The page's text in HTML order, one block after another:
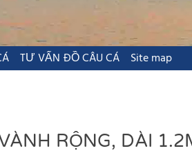
TƯ VẤN ĐỒ CÂU CÁ
Site map
RỘNG, DÀI